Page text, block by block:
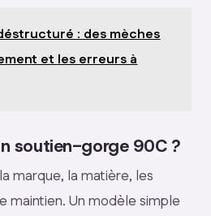
: des mèches
et les erreurs à
soutien-gorge 90C ?
marque, la matière, les
maintien. Un modèle simple